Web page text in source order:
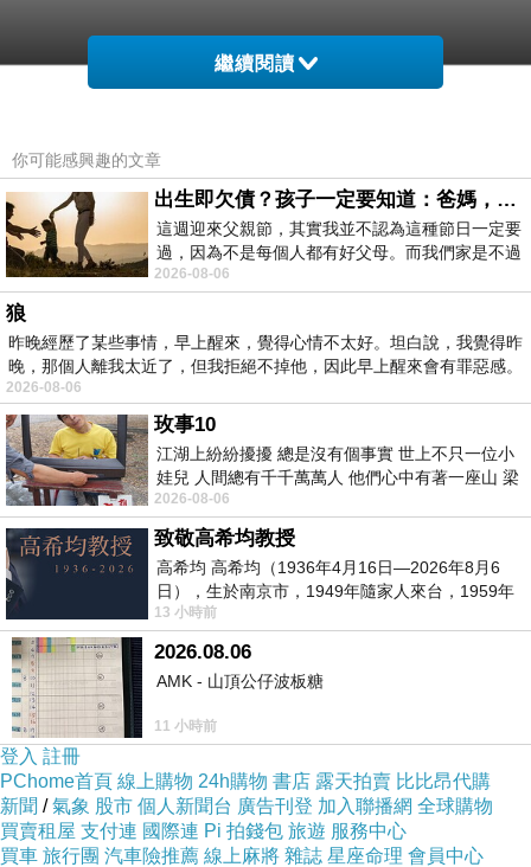
GTX1050-2G) 的超高CP值無人能敵
結果發現這邊買【技嘉B250平台】i5四核{寒冰
刺客}GTX1050獨顯電玩機(i5-7400-8G-1T-
GTX1050-2G)
再加上折價卷...買起來就是爽！
而且在有保障的大平台，可退、可換、有保障，
安心啦！
另外跟大家說 【技嘉B250平台】i5四核{寒冰刺
客}GTX1050獨顯電玩機(i5-7400-8G-1T-
GTX1050-2G) 真的很夯
看到便宜就要快衝
有可能下一分鐘就缺貨了 激安 ！！
其他價格的部份及細節寫在這邊！
繼續閱讀
你可能感興趣的文章
出生即欠債？孩子一定要知道：爸媽，其實我不欠你們
這週迎來父親節，其實我並不認為這種節日一定要
過，因為不是每個人都有好父母。而我們家是不過
節的，平時也沒什麼儀式感，生活趨近冷
2026-08-06
狼
昨晚經歷了某些事情，早上醒來，覺得心情不太好。坦白說，我覺得昨
晚，那個人離我太近了，但我拒絕不掉他，因此早上醒來會有罪惡感。
2026-08-06
玫事10
江湖上紛紛擾擾 總是沒有個事實 世上不只一位小
娃兒 人間總有千千萬萬人 他們心中有著一座山 梁
山佛山泰華衡恆嵩 一山之高
2026-08-06
致敬高希均教授
高希均 高希均（1936年4月16日—2026年8月6
日），生於南京市，1949年隨家人來台，1959年
赴美深造並取得經濟發展博士學位。曾任
13 小時前
2026.08.06
AMK - 山頂公仔波板糖
11 小時前
登入 註冊
PChome首頁 線上購物 24h購物 書店 露天拍賣 比比昂代購
新聞 /氣象 股市 個人新聞台 廣告刊登 加入聯播網 全球購物
買賣租屋 支付連 國際連 Pi 拍錢包 旅遊 服務中心
買車 旅行團 汽車險推薦 線上麻將 雜誌 星座命理 會員中心